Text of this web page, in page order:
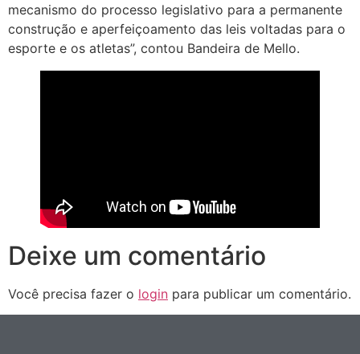
mecanismo do processo legislativo para a permanente
construção e aperfeiçoamento das leis voltadas para o
esporte e os atletas”, contou Bandeira de Mello.
Deixe um comentário
Você precisa fazer o login para publicar um comentário.